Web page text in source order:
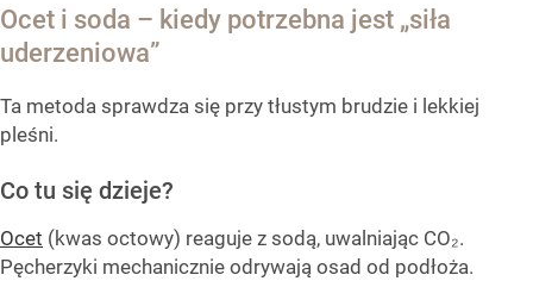
Ocet i soda – kiedy potrzebna jest „siła
uderzeniowa”
Ta metoda sprawdza się przy tłustym brudzie i lekkiej
pleśni.
Co tu się dzieje?
Ocet (kwas octowy) reaguje z sodą, uwalniając CO₂.
Pęcherzyki mechanicznie odrywają osad od podłoża.